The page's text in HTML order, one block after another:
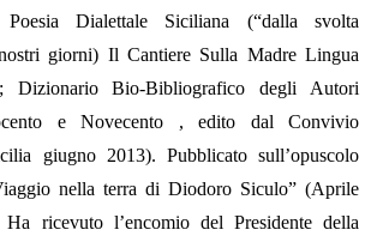
Dialettale Siciliana (“dalla svolta
giorni) Il Cantiere Sulla Madre Lingua
Dizionario Bio-Bibliografico degli Autori
e Novecento , edito dal Convivio
giugno 2013). Pubblicato sull’opuscolo
nella terra di Diodoro Siculo” (Aprile
ricevuto l’encomio del Presidente della